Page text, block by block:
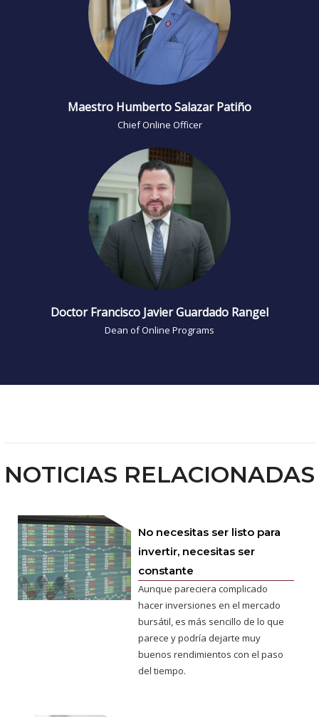
Maestro Humberto Salazar Patiño
Chief Online Officer
Doctor Francisco Javier Guardado Rangel
Dean of Online Programs
NOTICIAS RELACIONADAS
No necesitas ser listo para
invertir, necesitas ser
constante
Aunque pareciera complicado
hacer inversiones en el mercado
bursátil, es más sencillo de lo que
parece y podría dejarte muy
buenos rendimientos con el paso
del tiempo.